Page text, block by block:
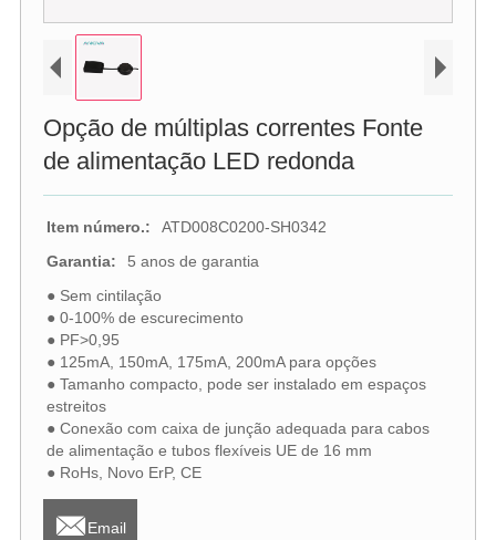
Opção de múltiplas correntes Fonte
de alimentação LED redonda
Item número.:
ATD008C0200-SH0342
Garantia:
5 anos de garantia
● Sem cintilação
● 0-100% de escurecimento
● PF>0,95
● 125mA, 150mA, 175mA, 200mA para opções
● Tamanho compacto, pode ser instalado em espaços
estreitos
● Conexão com caixa de junção adequada para cabos
de alimentação e tubos flexíveis UE de 16 mm
● RoHs, Novo ErP, CE
Email